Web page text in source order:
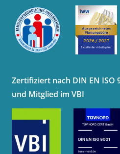
Zertifiziert nach DIN EN ISO
und Mitglied im VBI